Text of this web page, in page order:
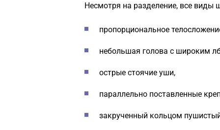
Несмотря на разделение, все
пропорциональное
небольшая голова с широким
острые стоячие уши,
параллельно поставленные
закрученный кольцом